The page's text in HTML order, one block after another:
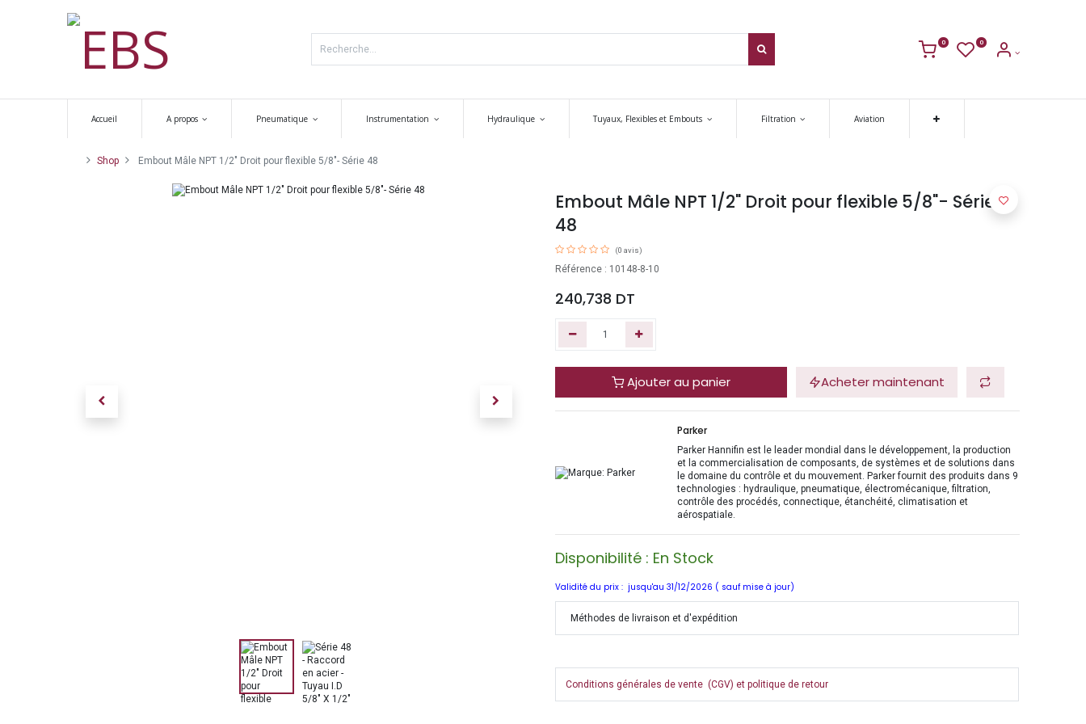
0 0
Accueil A propos Pneumatique Instrumentation Hydraulique Tuyaux, Flexibles et Embouts Filtration Aviation
Shop Embout Mâle NPT 1/2" Droit pour flexible 5/8"- Série 48
Embout Mâle NPT 1/2" Droit pour flexible 5/8"- Série
48
(0 avis)
Référence : 10148-8-10
240,738 DT
Ajouter au panier Acheter maintenant
Parker
Parker Hannifin est le leader mondial dans le développement, la production
et la commercialisation de composants, de systèmes et de solutions dans
le domaine du contrôle et du mouvement. Parker fournit des produits dans 9
technologies : hydraulique, pneumatique, électromécanique, filtration,
contrôle des procédés, connectique, étanchéité, climatisation et
aérospatiale.
Disponibilité : En Stock
Validité du prix : jusqu'au 31/12/2026 ( sauf mise à jour)
Méthodes de livraison et d'expédition
Conditions générales de vente (CGV) et politique de retour